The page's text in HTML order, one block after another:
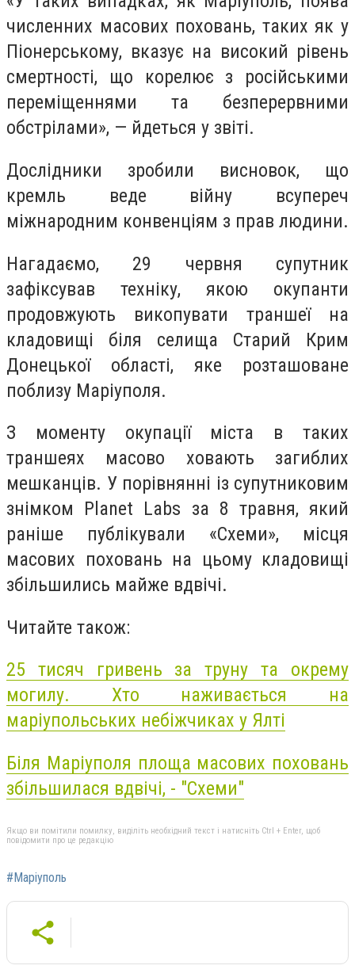
численних масових поховань, таких як у
Піонерському, вказує на високий рівень
смертності, що корелює з російськими
переміщеннями та безперервними
обстрілами», — йдеться у звіті.
Дослідники зробили висновок, що
кремль веде війну всупереч
міжнародним конвенціям з прав людини.
Нагадаємо, 29 червня супутник
зафіксував техніку, якою окупанти
продовжують викопувати траншеї на
кладовищі біля селища Старий Крим
Донецької області, яке розташоване
поблизу Маріуполя.
З моменту окупації міста в таких
траншеях масово ховають загиблих
мешканців. У порівнянні із супутниковим
знімком Planet Labs за 8 травня, який
раніше публікували «Схеми», місця
масових поховань на цьому кладовищі
збільшились майже вдвічі.
Читайте також:
25 тисяч гривень за труну та окрему
могилу. Хто наживається на
маріупольських небіжчиках у Ялті
Біля Маріуполя площа масових поховань
збільшилася вдвічі, - "Схеми"
Якщо ви помітили помилку, виділіть необхідний текст і натисніть Ctrl + Enter, щоб
повідомити про це редакцію
#Маріуполь